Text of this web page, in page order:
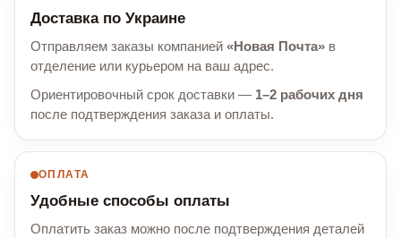
Доставка по Украине
Отправляем заказы компанией «Новая Почта» в
отделение или курьером на ваш адрес.
Ориентировочный срок доставки — 1–2 рабочих дня
после подтверждения заказа и оплаты.
ОПЛАТА
Удобные способы оплаты
Оплатить заказ можно после подтверждения деталей